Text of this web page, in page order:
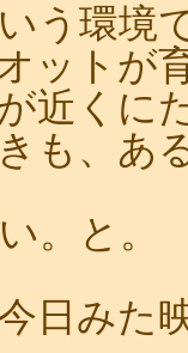
う環境
ットが
近くに
も、あ
。と。
日みた